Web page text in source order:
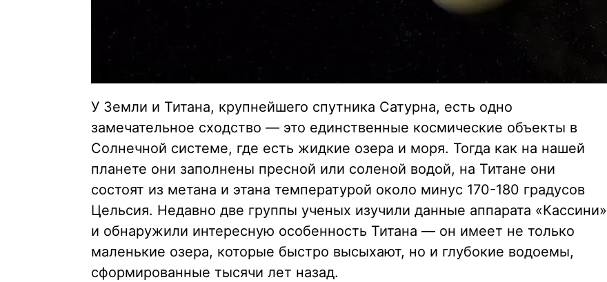
У Земли и Титана, крупнейшего спутника Сатурна, есть одно
замечательное сходство — это единственные космические объекты в
Солнечной системе, где есть жидкие озера и моря. Тогда как на нашей
планете они заполнены пресной или соленой водой, на Титане они
состоят из метана и этана температурой около минус 170-180 градусов
Цельсия. Недавно две группы ученых изучили данные аппарата «Кассини»
и обнаружили интересную особенность Титана — он имеет не только
маленькие озера, которые быстро высыхают, но и глубокие водоемы,
сформированные тысячи лет назад.